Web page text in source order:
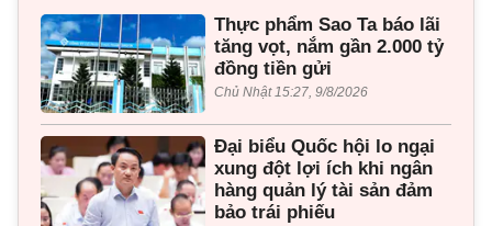
Thực phẩm Sao Ta báo lãi
tăng vọt, nắm gần 2.000 tỷ
đồng tiền gửi
Chủ Nhật 15:27, 9/8/2026
Đại biểu Quốc hội lo ngại
xung đột lợi ích khi ngân
hàng quản lý tài sản đảm
bảo trái phiếu